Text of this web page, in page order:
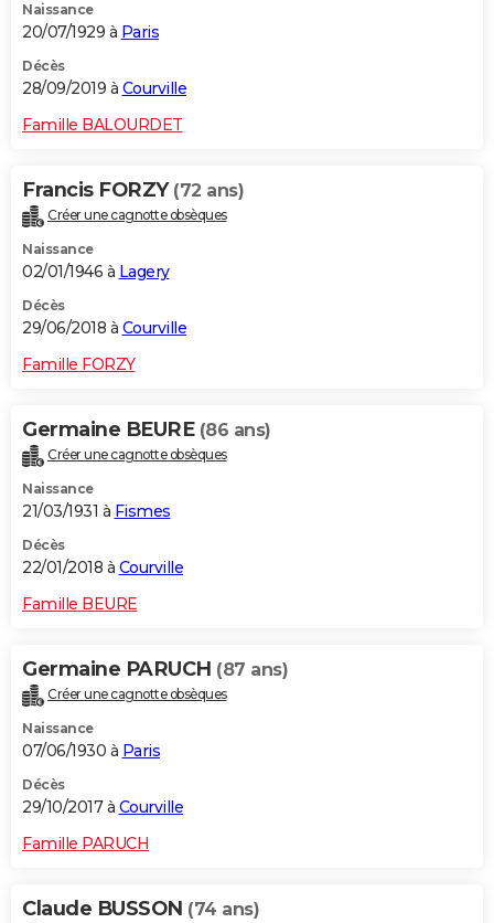
Naissance
20/07/1929 à Paris
Décès
28/09/2019 à Courville
Famille BALOURDET
Francis FORZY (72 ans)
Créer une cagnotte obsèques
Naissance
02/01/1946 à Lagery
Décès
29/06/2018 à Courville
Famille FORZY
Germaine BEURE (86 ans)
Créer une cagnotte obsèques
Naissance
21/03/1931 à Fismes
Décès
22/01/2018 à Courville
Famille BEURE
Germaine PARUCH (87 ans)
Créer une cagnotte obsèques
Naissance
07/06/1930 à Paris
Décès
29/10/2017 à Courville
Famille PARUCH
Claude BUSSON (74 ans)